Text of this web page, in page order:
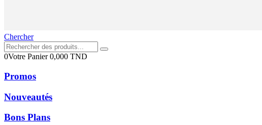
Chercher
0Votre Panier0,000 TND
Promos
Nouveautés
Bons Plans